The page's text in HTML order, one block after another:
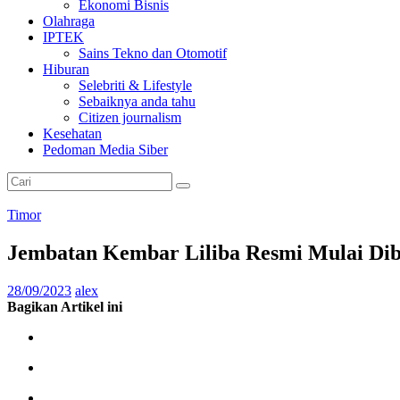
Ekonomi Bisnis
Olahraga
IPTEK
Sains Tekno dan Otomotif
Hiburan
Selebriti & Lifestyle
Sebaiknya anda tahu
Citizen journalism
Kesehatan
Pedoman Media Siber
Timor
Jembatan Kembar Liliba Resmi Mulai
28/09/2023 alex
Bagikan Artikel ini